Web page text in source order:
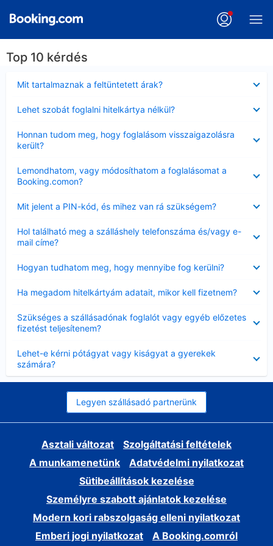
Top 10 kérdés
Mit tartalmaznak a feltüntetett árak?
Lehet szobát foglalni hitelkártya nélkül?
Honnan tudom meg, hogy foglalásom visszaigazolásra
került?
Lemondhatom, vagy módosíthatom a foglalásomat a
Booking.comon?
Mit jelent a PIN-kód, és mihez van rá szükségem?
Hol található meg a szálláshely telefonszáma és/vagy e-
mail címe?
Hogyan tudhatom meg, hogy mennyibe fog kerülni?
Ha megadom hitelkártyám adatait, mikor kell fizetnem?
Szükséges a szállásadónak foglalót vagy egyéb előzetes
fizetést teljesítenem?
Lehet-e kérni pótágyat vagy kiságyat a gyerekek
számára?
Legyen szállásadó partnerünk
Asztali változat
Szolgáltatási feltételek
A munkamenetünk
Adatvédelmi nyilatkozat
Sütibeállítások kezelése
Személyre szabott ajánlatok kezelése
Modern kori rabszolgaság elleni nyilatkozat
Emberi jogi nyilatkozat
A Booking.comról